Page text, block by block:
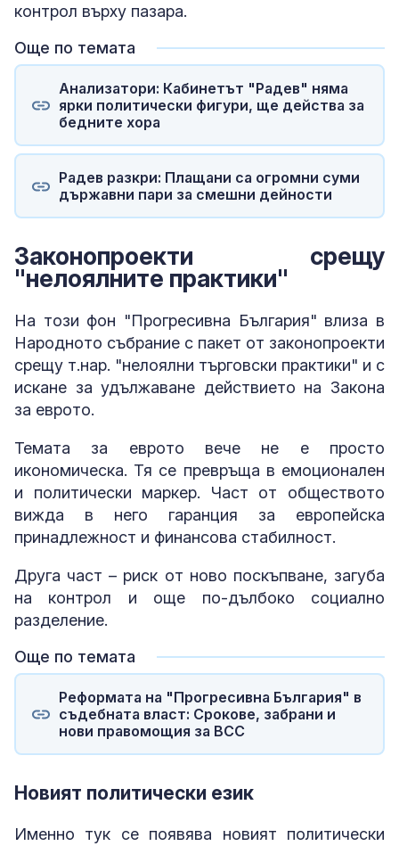
контрол върху пазара.
Още по темата
Анализатори: Кабинетът "Радев" няма
ярки политически фигури, ще действа за
бедните хора
Радев разкри: Плащани са огромни суми
държавни пари за смешни дейности
Законопроекти срещу
"нелоялните практики"
На този фон "Прогресивна България" влиза в
Народното събрание с пакет от законопроекти
срещу т.нар. "нелоялни търговски практики" и с
искане за удължаване действието на Закона
за еврото.
Темата за еврото вече не е просто
икономическа. Тя се превръща в емоционален
и политически маркер. Част от обществото
вижда в него гаранция за европейска
принадлежност и финансова стабилност.
Друга част – риск от ново поскъпване, загуба
на контрол и още по-дълбоко социално
разделение.
Още по темата
Реформата на "Прогресивна България" в
съдебната власт: Срокове, забрани и
нови правомощия за ВСС
Новият политически език
Именно тук се появява новият политически